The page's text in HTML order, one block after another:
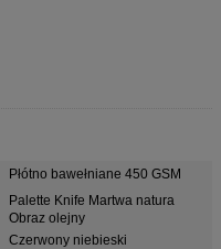
Płótno bawełniane 450 GSM
Palette Knife Martwa natura
Obraz olejny
Czerwony niebieski